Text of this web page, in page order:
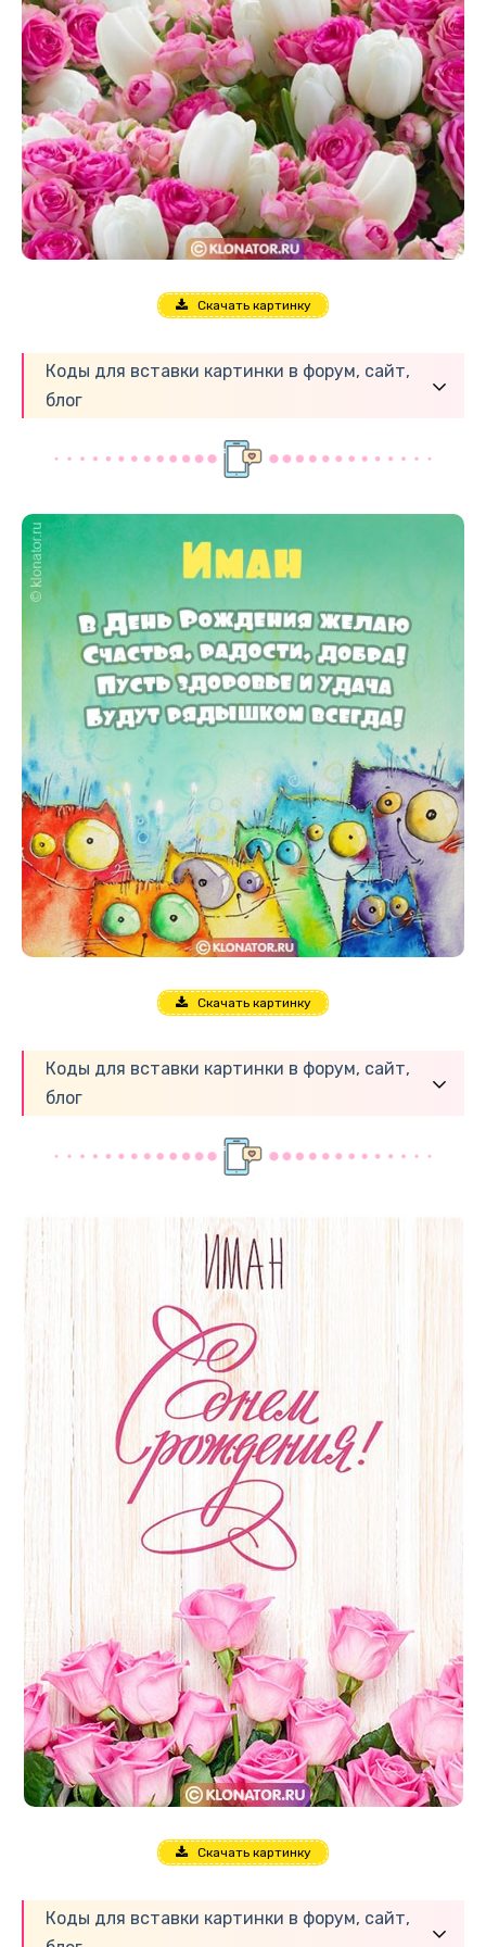
Скачать картинку
Коды для вставки картинки в форум, сайт,
блог
Скачать картинку
Коды для вставки картинки в форум, сайт,
блог
Скачать картинку
Коды для вставки картинки в форум, сайт,